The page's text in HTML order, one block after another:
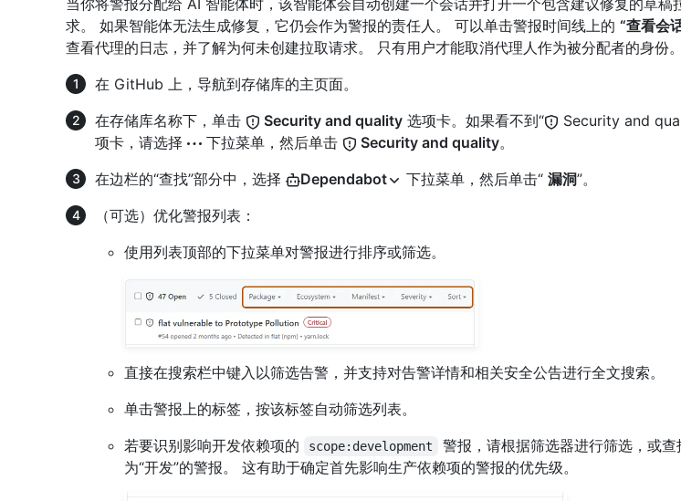
当你将警报分配给 AI 智能体时，该智能体会自动创建一个会话并打开一个包含建议修复的草稿
求。 如果智能体无法生成修复，它仍会作为警报的责任人。 可以单击警报时间线上的 “查看会
查看代理的日志，并了解为何未创建拉取请求。 只有用户才能取消代理人作为被分配者的身份。
在 GitHub 上，导航到存储库的主页面。
在存储库名称下，单击
Security and quality 选项卡。如果看不到“
Security and
项卡，请选择
下拉菜单，然后单击 Security and quality。
在边栏的“查找”部分中，选择
Dependabot 下拉菜单，然后单击“ 漏洞”。
（可选）优化警报列表：
使用列表顶部的下拉菜单对警报进行排序或筛选。
直接在搜索栏中键入以筛选告警，并支持对告警详情和相关安全公告进行全文搜索。
单击警报上的标签，按该标签自动筛选列表。
若要识别影响开发依赖项的
scope:development
警报，请根据筛选器进行筛选，或查
为“开发”的警报。 这有助于确定首先影响生产依赖项的警报的优先级。